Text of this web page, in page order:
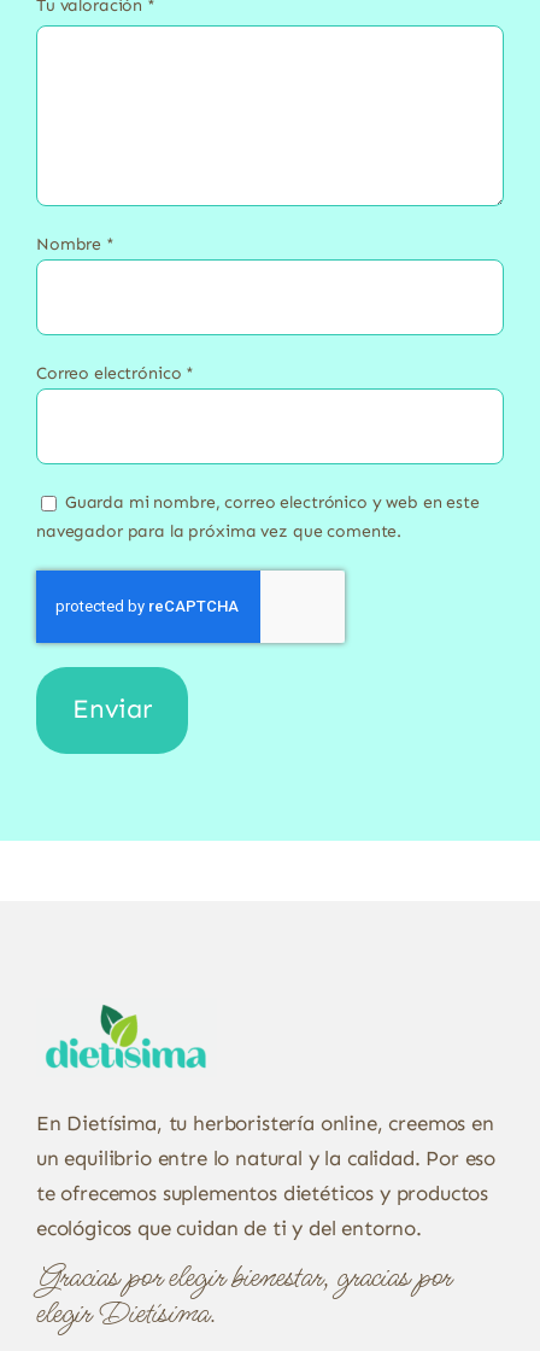
Tu valoración *
Nombre *
Correo electrónico *
Guarda mi nombre, correo electrónico y web en este
navegador para la próxima vez que comente.
En Dietísima, tu herboristería online, creemos en
un equilibrio entre lo natural y la calidad. Por eso
te ofrecemos suplementos dietéticos y productos
ecológicos que cuidan de ti y del entorno.
Gracias por elegir bienestar, gracias por
elegir Dietísima.